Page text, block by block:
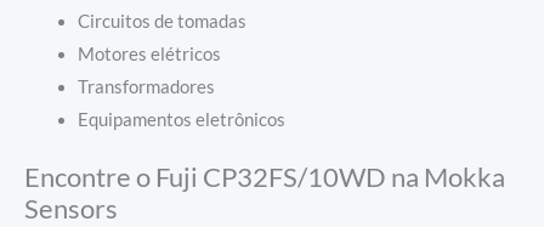
Circuitos de tomadas
Motores elétricos
Transformadores
Equipamentos eletrônicos
Encontre o Fuji CP32FS/10WD na Mokka
Sensors